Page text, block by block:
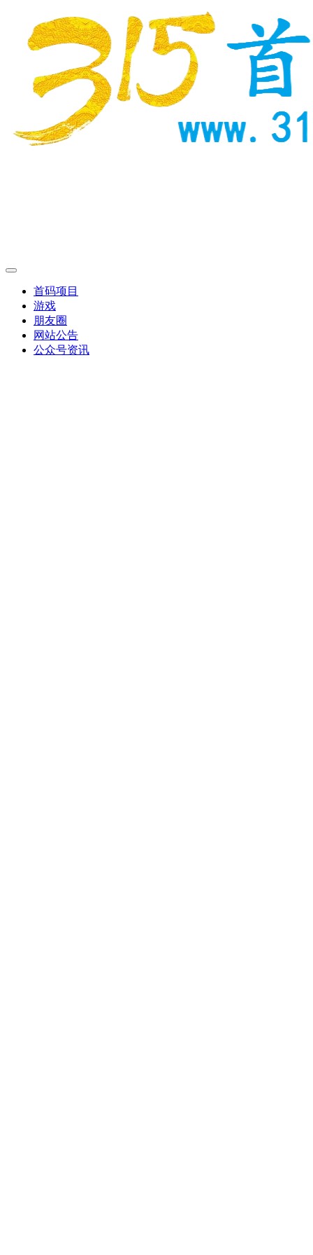
首码项目
游戏
朋友圈
网站公告
公众号资讯